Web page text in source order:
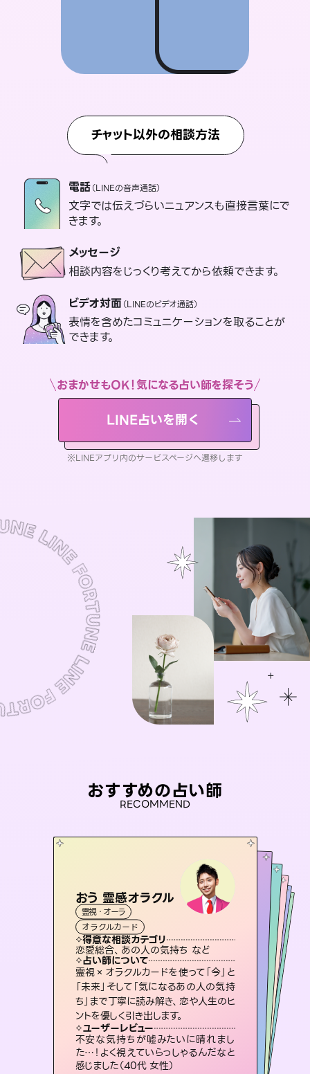
チャット以外の相談方法
電話（LINEの音声通話）
文字では伝えづらいニュアンスも直接言葉にで
きます。
メッセージ
相談内容をじっくり考えてから依頼できます。
ビデオ対面（LINEのビデオ通話）
表情を含めたコミュニケーションを取ることが
できます。
おまかせもOK！気になる占い師を探そう
LINE占いを開く
※LINEアプリ内のサービスページへ遷移します
おすすめの占い師
RECOMMEND
おう 霊感オラクル
霊視・オーラ
オラクルカード
得意な相談カテゴリ
恋愛総合、あの人の気持ち など
占い師について
霊視×オラクルカードを使って「今」と
「未来」そして「気になるあの人の気持
ち」まで丁寧に読み解き、恋や人生のヒ
ントを優しく引き出します。
ユーザーレビュー
不安な気持ちが嘘みたいに晴れまし
た…！よく視えていらっしゃるんだなと
感じました（40代 女性）
アイリス -iris-
西洋占星術
ルーン
得意な相談カテゴリ
恋愛総合、片想い、二人の未来 など
占い師について
復縁、恋愛、不倫の行方、同性愛や片
思い、仕事関係や借金問題まで知りた
いことや心の負担になっていることを
紐解き、背中をそっと押して導きます。
ユーザーレビュー
安心感のあり、言い切ってくれる所や濁
さない鑑定のおかげで、毎回自分の気
持ちを整えられます（30代 男性）
彗望
霊視・オーラ
スピリチュアル・リーディング
得意な相談カテゴリ
片想い、あの人の気持ち、復縁 など
占い師について
3,700年以上の歴史を持つ東洋最古の
占術「易占」で詳細まで占い、幸せへ向
かう道筋を示します。厳しい結果にも具
体的な対策をお伝えします。
ユーザーレビュー
複雑な背景もしっかり聞いて鑑定して
いただけました。気持ちが楽になりまし
た（50代 女性）
とうげんみう
霊視・オーラ
スピリチュアル・リーディング
得意な相談カテゴリ
片想い、あの人の気持ち、復縁 など
占い師について
恋愛のお悩みの中でも特に「曖昧な関係」の相談を得意としており、友達以上恋人未満なお相手との今後や本音を丁寧に読み解き恋愛成就へと導きます。
ユーザーレビュー
鑑定していただいてアドバイス通りに行
動すると仲が復活してきました。ありが
とうございました（40代 女性）
未来視師＊花
スピリチュアル・リーディング
得意な相談カテゴリ
出逢い、片想い、復縁 など
占い師について
未来には何パターンもの選択肢があり
ます。不安で視えにくくなっているあな
たの素敵な未来を見つけ、その未来を
選択できるようアドバイスします。
ユーザーレビュー
職場の人の性質や人間関係、本心など
本当によく視えていてびっくり。対策が
打てて前向きになれます（40代）
霊視・オーラ タロット
スピリチュアル・リーディング
得意な相談カテゴリ
片想い、二人の未来、年の差 など
占い師について
連絡再開、復縁、成就などの報告実績
多数。セラピストとして2万超の施術経
験があるからこそできる鑑定で、より良
い未来をサポートします。
ユーザーレビュー
とても心温まる鑑定でした。しかもこち
らは何も言っていないのに視えていらっ
しゃるんだなと驚きです（30代女性）